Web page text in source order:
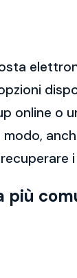
online
più